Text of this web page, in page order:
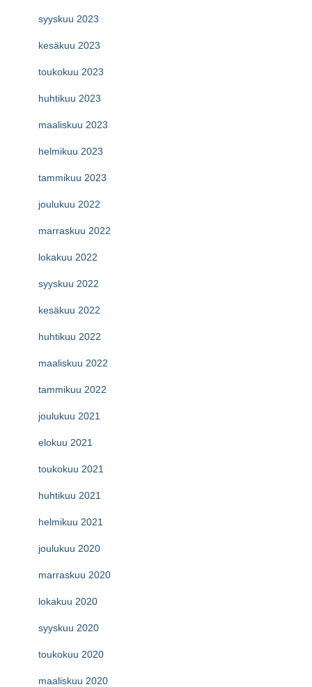
syyskuu 2023
kesäkuu 2023
toukokuu 2023
huhtikuu 2023
maaliskuu 2023
helmikuu 2023
tammikuu 2023
joulukuu 2022
marraskuu 2022
lokakuu 2022
syyskuu 2022
kesäkuu 2022
huhtikuu 2022
maaliskuu 2022
tammikuu 2022
joulukuu 2021
elokuu 2021
toukokuu 2021
huhtikuu 2021
helmikuu 2021
joulukuu 2020
marraskuu 2020
lokakuu 2020
syyskuu 2020
toukokuu 2020
maaliskuu 2020